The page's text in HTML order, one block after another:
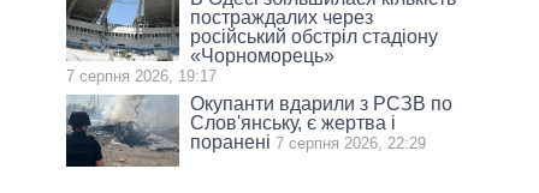
постраждалих через
російський обстріл стадіону
«Чорноморець»
7 серпня 2026, 19:17
Окупанти вдарили з РСЗВ по
Слов'янську, є жертва і
поранені 7 серпня 2026, 22:29